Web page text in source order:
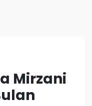
Mirzani